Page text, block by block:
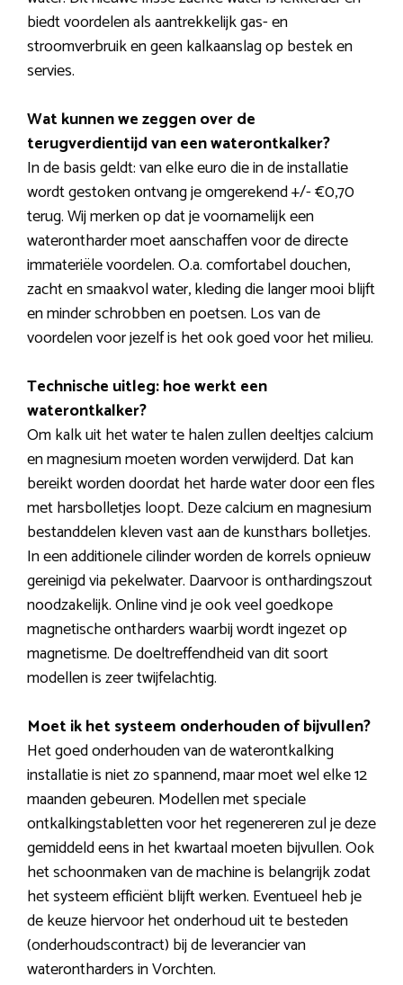
biedt voordelen als aantrekkelijk gas- en
stroomverbruik en geen kalkaanslag op bestek en
servies.
Wat kunnen we zeggen over de
terugverdientijd van een waterontkalker?
In de basis geldt: van elke euro die in de installatie
wordt gestoken ontvang je omgerekend +/- €0,70
terug. Wij merken op dat je voornamelijk een
waterontharder moet aanschaffen voor de directe
immateriële voordelen. O.a. comfortabel douchen,
zacht en smaakvol water, kleding die langer mooi blijft
en minder schrobben en poetsen. Los van de
voordelen voor jezelf is het ook goed voor het milieu.
Technische uitleg: hoe werkt een
waterontkalker?
Om kalk uit het water te halen zullen deeltjes calcium
en magnesium moeten worden verwijderd. Dat kan
bereikt worden doordat het harde water door een fles
met harsbolletjes loopt. Deze calcium en magnesium
bestanddelen kleven vast aan de kunsthars bolletjes.
In een additionele cilinder worden de korrels opnieuw
gereinigd via pekelwater. Daarvoor is onthardingszout
noodzakelijk. Online vind je ook veel goedkope
magnetische ontharders waarbij wordt ingezet op
magnetisme. De doeltreffendheid van dit soort
modellen is zeer twijfelachtig.
Moet ik het systeem onderhouden of bijvullen?
Het goed onderhouden van de waterontkalking
installatie is niet zo spannend, maar moet wel elke 12
maanden gebeuren. Modellen met speciale
ontkalkingstabletten voor het regenereren zul je deze
gemiddeld eens in het kwartaal moeten bijvullen. Ook
het schoonmaken van de machine is belangrijk zodat
het systeem efficiënt blijft werken. Eventueel heb je
de keuze hiervoor het onderhoud uit te besteden
(onderhoudscontract) bij de leverancier van
waterontharders in Vorchten.